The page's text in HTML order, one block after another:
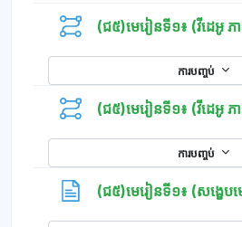
(ជ៥)មេរៀនទី១៖ (វីដេអូ
ការបញ្ចប់
(ជ៥)មេរៀនទី១៖ (វីដេអូ
ការបញ្ចប់
(ជ៥)មេរៀនទី១៖ (សង្ខេប